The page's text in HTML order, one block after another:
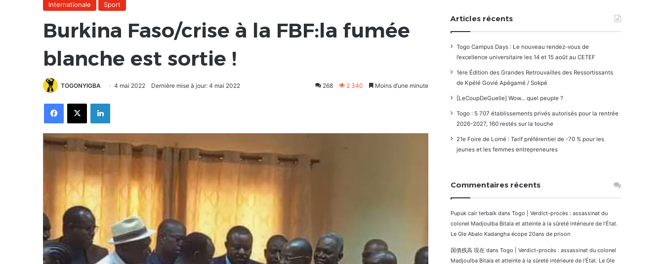
Internationale Sport
Burkina Faso/crise à la FBF:la fumée
blanche est sortie !
TOGONYIGBA 4 mai 2022 Dernière mise à jour: 4 mai 2022 268 2 340 Moins d’une minute
FacebookX Linkedin
Articles récents
Togo Campus Days : Le nouveau rendez-vous de
l’excellence universitaire les 14 et 15 août au CETEF
1ère Édition des Grandes Retrouvailles des Ressortissants
de Kpélé Govié Apégamé / Sokpé
[LeCoupDeGuelle] Wow… quel peuple ?
Togo : 5 707 établissements privés autorisés pour la rentrée
2026-2027, 160 restés sur la touche
21e Foire de Lomé : Tarif préférentiel de -70 % pour les
jeunes et les femmes entrepreneures
Commentaires récents
Pupuk cair terbaik dans Togo | Verdict-procès : assassinat du
colonel Madjoulba Bitala et atteinte à la sûreté intérieure de l’État.
Le Gle Abalo Kadangha écope 20ans de prison
国債残高 現在 dans Togo | Verdict-procès : assassinat du colonel
Madjoulba Bitala et atteinte à la sûreté intérieure de l’État. Le Gle